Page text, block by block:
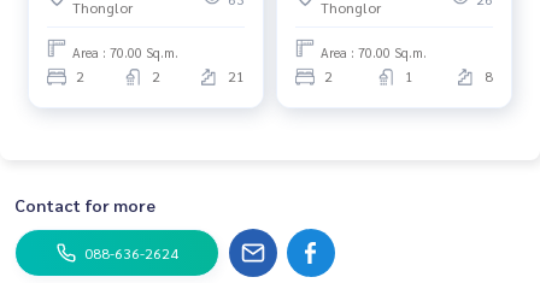
Thonglor
Area : 70.00 Sq.m.
2 2 21
Thonglor
Area : 70.00 Sq.m.
2 1 8
Contact for more
088-636-2624